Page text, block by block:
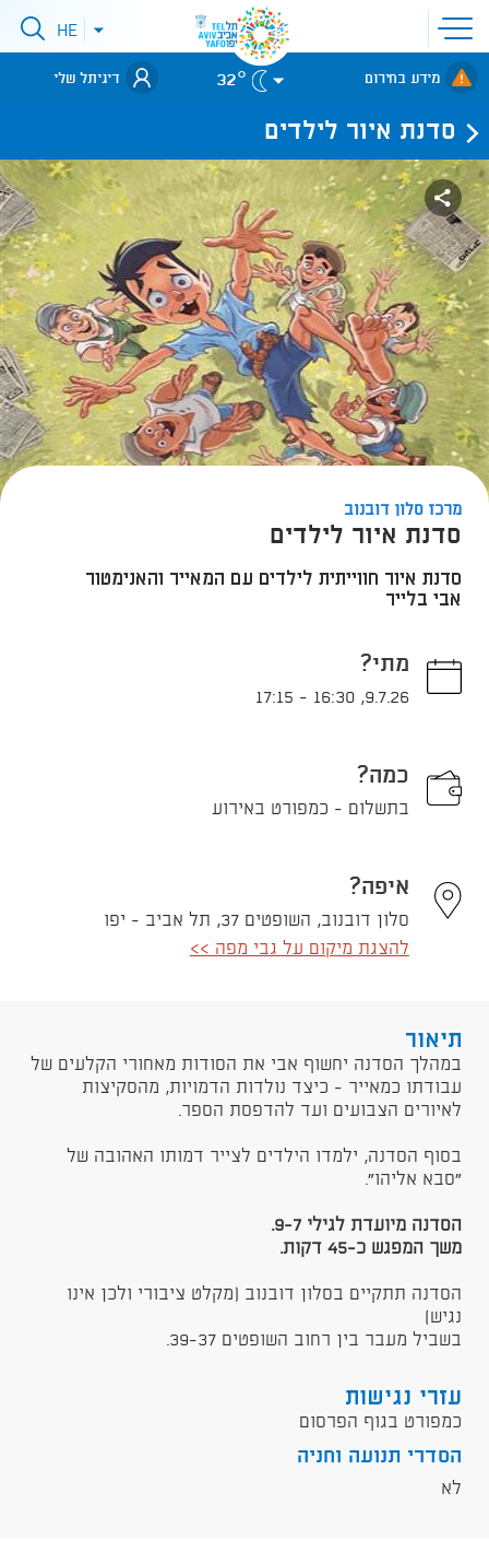
פתיחת
תפריט
אתר
לאתר עיריית
תל-אביב
פתיחתHE
מידע בחירום 32° דיגיתל שלי
סדנת איור לילדים
מרכז סלון דובנוב
סדנת איור לילדים
סדנת איור חווייתית לילדים עם המאייר והאנימטור
אבי בלייר
מתי?
9.7.26
,
16:30
-
17:15
כמה?
בתשלום - כמפורט באירוע
איפה?
סלון דובנוב, השופטים 37, תל אביב - יפו
להצגת מיקום על גבי מפה >>
תיאור
​במהלך הסדנה יחשוף אבי את הסודות מאחורי הקלעים של
עבודתו כמאייר - כיצד נולדות הדמויות, מהסקיצות
לאיורים הצבועים ועד להדפסת הספר.
בסוף הסדנה, ילמדו הילדים לצייר דמותו האהובה של
״סבא אליהו״.
הסדנה מיועדת לגילי 9-7.
משך המפגש כ-45 דקות.
הסדנה תתקיים בסלון דובנוב (מקלט ציבורי ולכן אינו
נגיש)
בשביל מעבר בין רחוב השופטים 39-37.
עזרי נגישות
כמפורט בגוף הפרסום
הסדרי תנועה וחניה
לא